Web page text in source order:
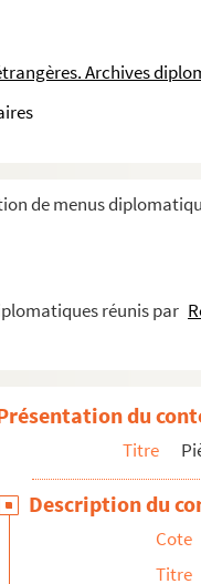
Archives
de menus
réunis par
du
Titre
Description du
Cote
Titre